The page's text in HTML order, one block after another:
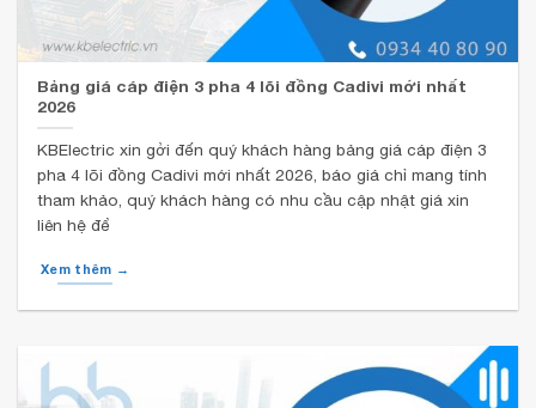
Bảng giá cáp điện 3 pha 4 lõi đồng Cadivi mới nhất
2026
KBElectric xin gởi đến quý khách hàng bảng giá cáp điện 3
pha 4 lõi đồng Cadivi mới nhất 2026, báo giá chỉ mang tính
tham khảo, quý khách hàng có nhu cầu cập nhật giá xin
liên hệ để
Xem thêm →